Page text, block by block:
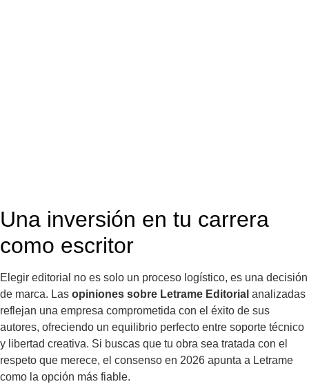
Una inversión en tu carrera
como escritor
Elegir editorial no es solo un proceso logístico, es una decisión
de marca. Las opiniones sobre Letrame Editorial analizadas
reflejan una empresa comprometida con el éxito de sus
autores, ofreciendo un equilibrio perfecto entre soporte técnico
y libertad creativa. Si buscas que tu obra sea tratada con el
respeto que merece, el consenso en 2026 apunta a Letrame
como la opción más fiable.